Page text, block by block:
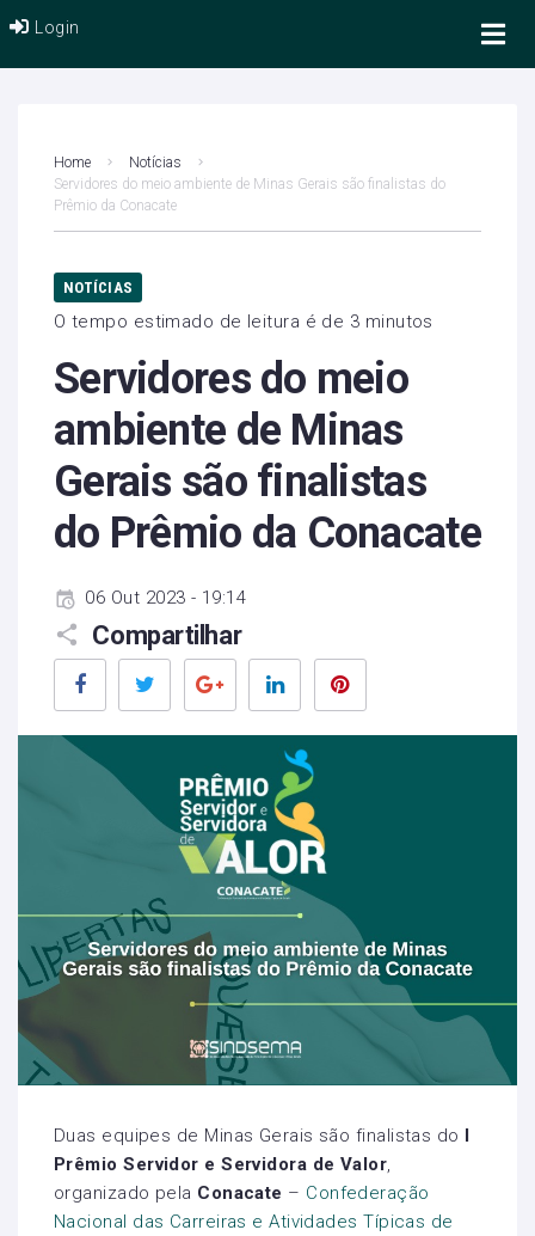
Login
Home
Notícias
Servidores do meio ambiente de Minas Gerais são finalistas do
Prêmio da Conacate
NOTÍCIAS
O tempo estimado de leitura é de 3 minutos
Servidores do meio
ambiente de Minas
Gerais são finalistas
do Prêmio da Conacate
06 Out 2023 - 19:14
Compartilhar
Facebook Twitter Google+ LinkedIn
Duas equipes de Minas Gerais são finalistas do I
Prêmio Servidor e Servidora de Valor,
organizado pela Conacate – Confederação
Nacional das Carreiras e Atividades Típicas de